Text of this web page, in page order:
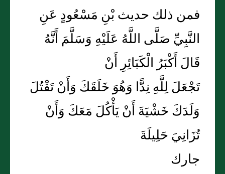
فمن ذلك حديث بْنِ مَسْعُودٍ عَنِ
النَّبِيِّ صَلَّى اللَّهُ عَلَيْهِ وَسَلَّمَ أَنَّهُ
قَالَ أَكْبَرُ الْكَبَائِرِ أَنْ
تَجْعَلَ لِلَّهِ نِدًّا وَهُوَ خَلَقَكَ وَأَنْ تَقْتُلَ
وَلَدَكَ خَشْيَةَ أَنْ يَأْكُلَ مَعَكَ وَأَنْ
تُزَانِيَ حَلِيلَةَ
جارك